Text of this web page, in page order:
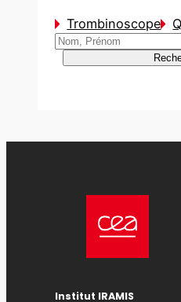
Trombinoscope
Institut IRAMIS